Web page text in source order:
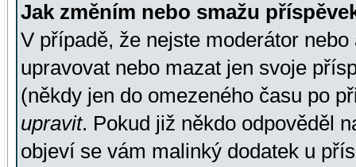
Jak změním nebo smažu
V případě, že nejste moderátor
upravovat nebo mazat jen svoje
(někdy jen do omezeného času po
upravit. Pokud již někdo odpověděl
objeví se vám malinký dodatek u